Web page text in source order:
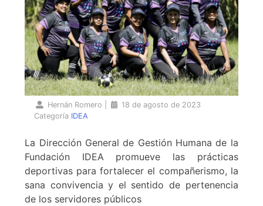
Hernán Romero
18 de agosto de 2023
Categoría IDEA
La Dirección General de Gestión Humana de la
Fundación IDEA promueve las prácticas
deportivas para fortalecer el compañerismo, la
sana convivencia y el sentido de pertenencia
de los servidores públicos